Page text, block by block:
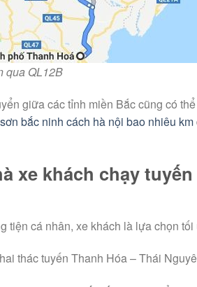
qua QL12B
giữa các tỉnh miền Bắc cũng có
bắc ninh cách hà nội bao nhiêu km
xe khách chạy
tiện cá nhân, xe khách là lựa chọn
thác tuyến Thanh Hóa – Thái